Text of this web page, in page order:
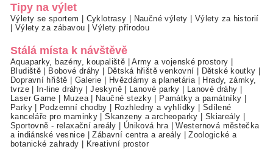
Tipy na výlet
Výlety se sportem Cyklotrasy Naučné výlety
Výlety za historií
Výlety za zábavou |Výlety přírodou
Stálá místa k návštěvě
Aquaparky, bazény, koupaliště |Army a vojenské prostory
Bludiště
Bobové dráhy Dětská hřiště venkovní Dětské koutky
Dopravní hřiště
Galerie Hvězdárny a planetária
Hrady, zámky,
tvrze| In-line dráhy |Jeskyně| Lanové parky Lanové dráhy
Laser Game
Muzea| Naučné stezky Památky a památníky
Parky| Podzemní chodby Rozhledny a vyhlídky
Sdílené
kanceláře pro maminky |Skanzeny a archeoparky Skiareály
Sportovně - relaxační areály
Úniková hra |Westernová městečka
a indiánské vesnice |Zábavní centra a areály |Zoologické a
botanické zahrady
Kreativní prostor